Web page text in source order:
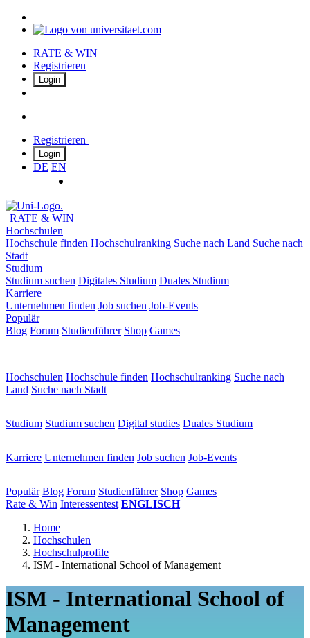
RATE & WIN
Registrieren
Login
Registrieren
Login
DE EN
RATE & WIN
Hochschulen
Hochschule finden Hochschulranking Suche nach Land Suche nach
Stadt
Studium
Studium suchen Digitales Studium Duales Studium
Karriere
Unternehmen finden Job suchen Job-Events
Populär
Blog Forum Studienführer Shop Games
Hochschulen Hochschule finden Hochschulranking Suche nach
Land Suche nach Stadt
Studium Studium suchen Digital studies Duales Studium
Karriere Unternehmen finden Job suchen Job-Events
Populär Blog Forum Studienführer Shop Games
Rate & Win Interessentest ENGLISCH
Home
Hochschulen
Hochschulprofile
ISM - International School of Management
ISM - International School of
Management